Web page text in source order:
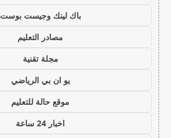
باك لينك وجيست بوست
مصادر التعليم
مجلة تقنية
يو ان بي الرياضي
موقع حالة للتعليم
اخبار 24 ساعة